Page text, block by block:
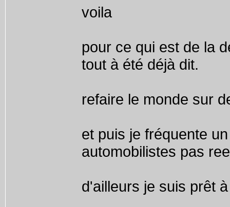
voila
pour ce qui est de la
tout à été déjà dit.
refaire le monde sur
et puis je fréquente
automobilistes pas
d'ailleurs je suis prêt